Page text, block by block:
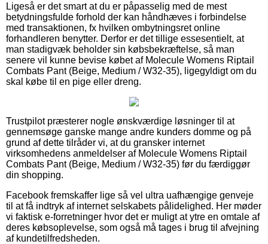
Ligeså er det smart at du er påpasselig med de mest
betydningsfulde forhold der kan håndhæves i forbindelse
med transaktionen, fx hvilken ombytningsret online
forhandleren benytter. Derfor er det tillige essesentielt, at
man stadigvæk beholder sin købsbekræftelse, så man
senere vil kunne bevise købet af Molecule Womens Riptail
Combats Pant (Beige, Medium / W32-35), ligegyldigt om du
skal købe til en pige eller dreng.
Trustpilot præsterer nogle ønskværdige løsninger til at
gennemsøge ganske mange andre kunders domme og på
grund af dette tilråder vi, at du gransker internet
virksomhedens anmeldelser af Molecule Womens Riptail
Combats Pant (Beige, Medium / W32-35) før du færdiggør
din shopping.
Facebook fremskaffer lige så vel ultra uafhængige genveje
til at få indtryk af internet selskabets pålidelighed. Her møder
vi faktisk e-forretninger hvor det er muligt at ytre en omtale af
deres købsoplevelse, som også må tages i brug til afvejning
af kundetilfredsheden.